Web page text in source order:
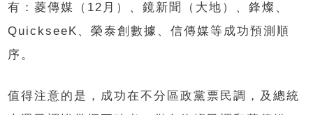
有：菱傳媒（12月）、鏡新聞（大地）、鋒燦、
QuickseeK、榮泰創數據、信傳媒等成功預測順
序。
值得注意的是，成功在不分區政黨票民調，及總統